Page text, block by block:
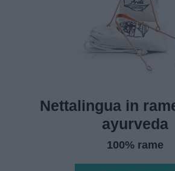
Nettalingua in
ayurveda
100% rame